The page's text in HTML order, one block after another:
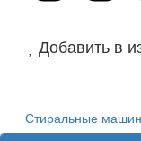
Добавить в
Стиральные